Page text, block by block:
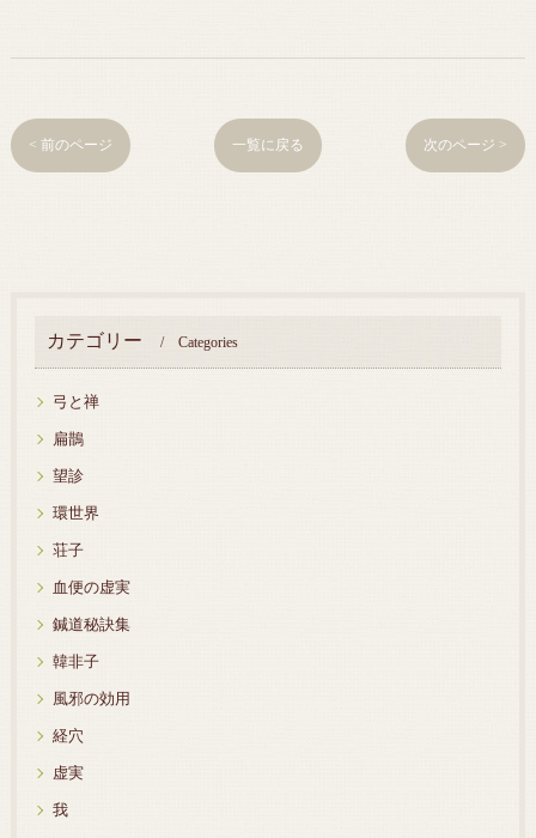
< 前のページ 一覧に戻る 次のページ >
カテゴリー Categories
弓と禅
扁鵲
望診
環世界
荘子
血便の虚実
鍼道秘訣集
韓非子
風邪の効用
経穴
虚実
我